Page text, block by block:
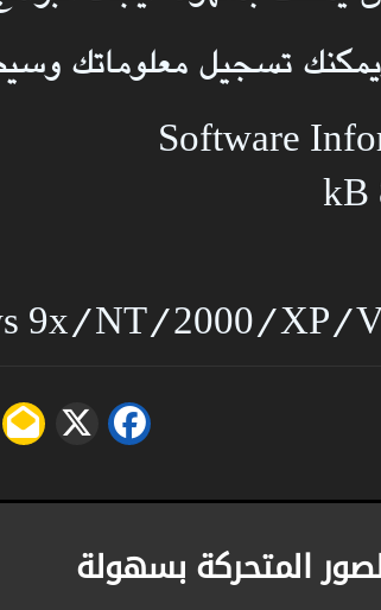
تسجيل معلوماتك
المتحركة بسهولة